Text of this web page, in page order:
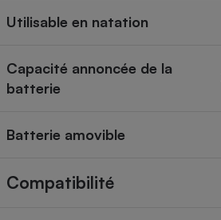
Utilisable en natation
Capacité annoncée de la
batterie
Batterie amovible
Compatibilité